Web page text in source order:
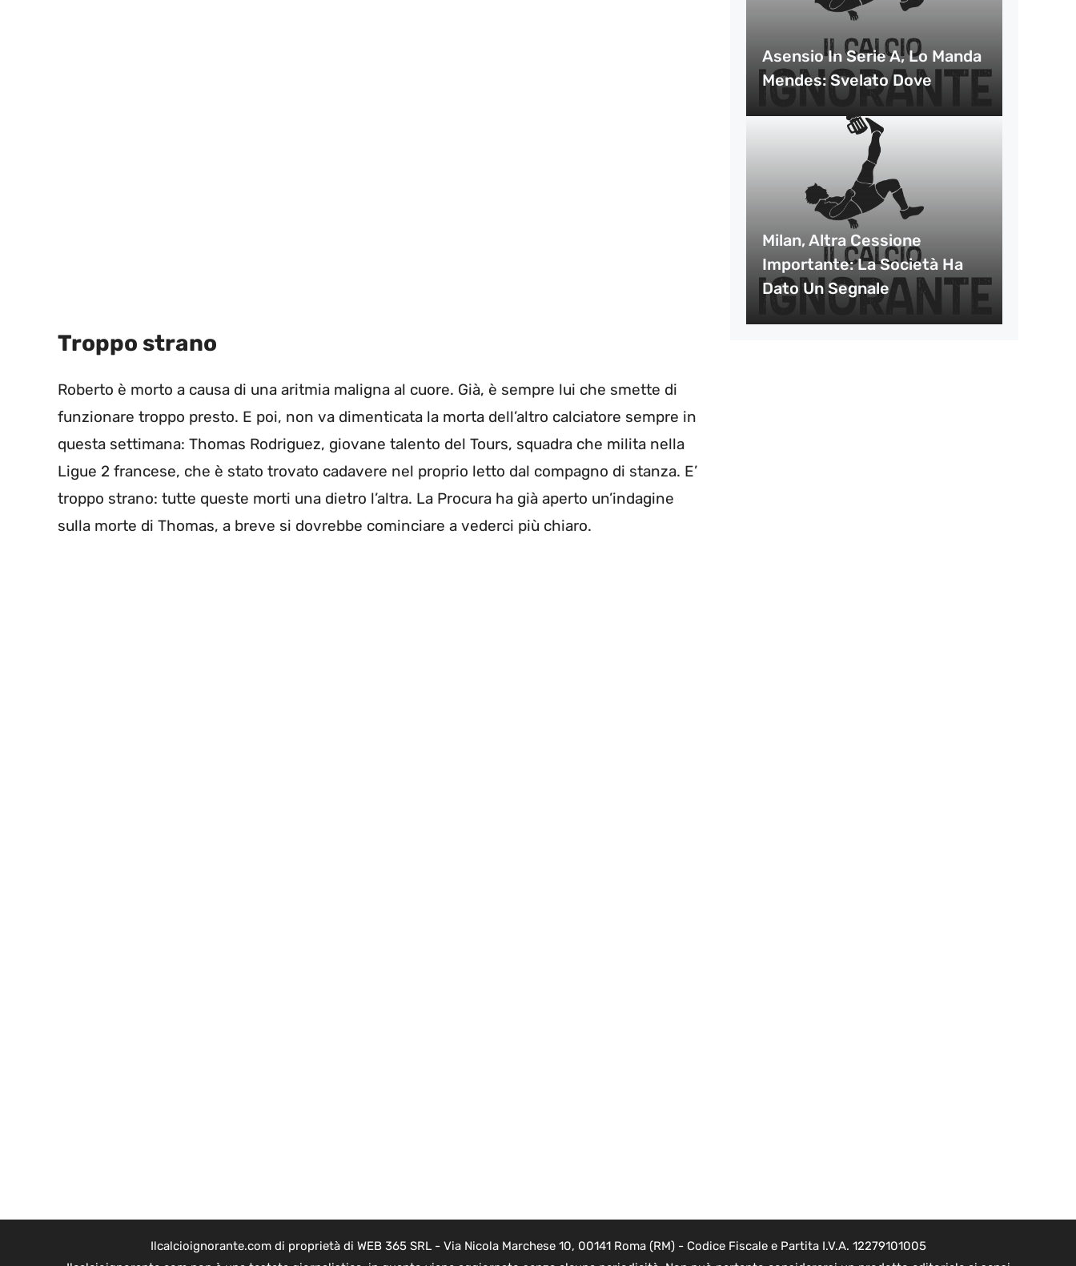
Troppo strano
Roberto è morto a causa di una aritmia maligna al cuore. Già, è sempre lui che smette di
funzionare troppo presto. E poi, non va dimenticata la morta dell’altro calciatore sempre in
questa settimana: Thomas Rodriguez, giovane talento del Tours, squadra che milita nella
Ligue 2 francese, che è stato trovato cadavere nel proprio letto dal compagno di stanza. E’
troppo strano: tutte queste morti una dietro l’altra. La Procura ha già aperto un’indagine
sulla morte di Thomas, a breve si dovrebbe cominciare a vederci più chiaro.
Asensio In Serie A, Lo Manda
Mendes: Svelato Dove
Milan, Altra Cessione
Importante: La Società Ha
Dato Un Segnale
Ilcalcioignorante.com di proprietà di WEB 365 SRL - Via Nicola Marchese 10, 00141 Roma (RM) - Codice Fiscale e Partita I.V.A. 12279101005